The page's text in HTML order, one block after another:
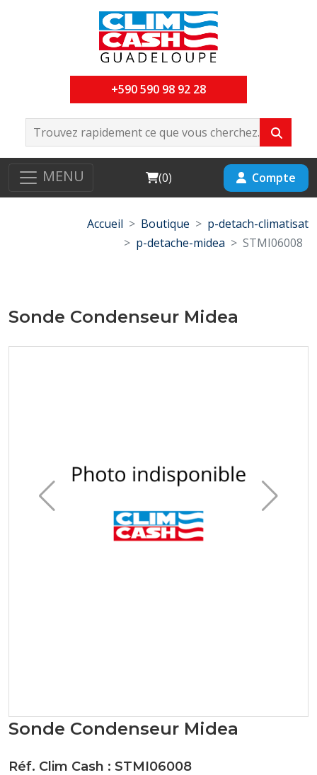
+590 590 98 92 28
MENU Cart
(0) Compte
Accueil Boutique
p-detach-climatisat
p-detache-midea
STMI06008
Sonde Condenseur Midea
Sonde Condenseur Midea
Réf. Clim Cash : STMI06008